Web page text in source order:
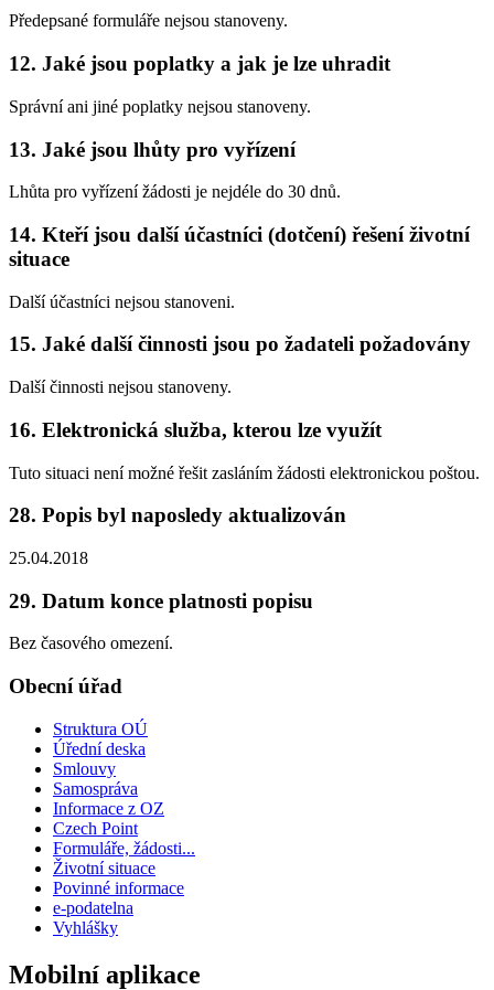
Předepsané formuláře nejsou stanoveny.
12. Jaké jsou poplatky a jak je lze uhradit
Správní ani jiné poplatky nejsou stanoveny.
13. Jaké jsou lhůty pro vyřízení
Lhůta pro vyřízení žádosti je nejdéle do 30 dnů.
14. Kteří jsou další účastníci (dotčení) řešení životní
situace
Další účastníci nejsou stanoveni.
15. Jaké další činnosti jsou po žadateli požadovány
Další činnosti nejsou stanoveny.
16. Elektronická služba, kterou lze využít
Tuto situaci není možné řešit zasláním žádosti elektronickou poštou.
28. Popis byl naposledy aktualizován
25.04.2018
29. Datum konce platnosti popisu
Bez časového omezení.
Obecní úřad
Struktura OÚ
Úřední deska
Smlouvy
Samospráva
Informace z OZ
Czech Point
Formuláře, žádosti...
Životní situace
Povinné informace
e-podatelna
Vyhlášky
Mobilní aplikace